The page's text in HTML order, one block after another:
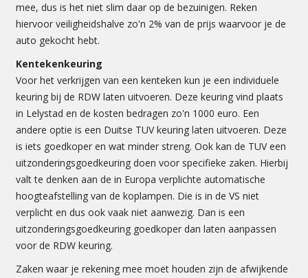
mee, dus is het niet slim daar op de bezuinigen. Reken
hiervoor veiligheidshalve zo'n 2% van de prijs waarvoor je de
auto gekocht hebt.
Kentekenkeuring
Voor het verkrijgen van een kenteken kun je een individuele
keuring bij de RDW laten uitvoeren. Deze keuring vind plaats
in Lelystad en de kosten bedragen zo'n 1000 euro. Een
andere optie is een Duitse TUV keuring laten uitvoeren. Deze
is iets goedkoper en wat minder streng. Ook kan de TUV een
uitzonderingsgoedkeuring doen voor specifieke zaken. Hierbij
valt te denken aan de in Europa verplichte automatische
hoogteafstelling van de koplampen. Die is in de VS niet
verplicht en dus ook vaak niet aanwezig. Dan is een
uitzonderingsgoedkeuring goedkoper dan laten aanpassen
voor de RDW keuring.
Zaken waar je rekening mee moet houden zijn de afwijkende